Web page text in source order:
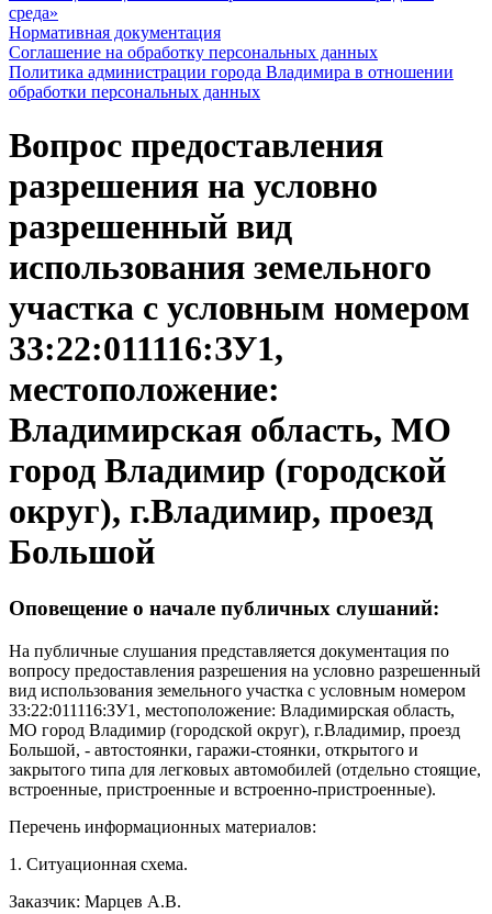
среда»
Нормативная документация
Соглашение на обработку персональных данных
Политика администрации города Владимира в отношении
обработки персональных данных
Вопрос предоставления
разрешения на условно
разрешенный вид
использования земельного
участка с условным номером
33:22:011116:ЗУ1,
местоположение:
Владимирская область, МО
город Владимир (городской
округ), г.Владимир, проезд
Большой
Оповещение о начале публичных слушаний:
На публичные слушания представляется документация по
вопросу предоставления разрешения на условно разрешенный
вид использования земельного участка с условным номером
33:22:011116:ЗУ1, местоположение: Владимирская область,
МО город Владимир (городской округ), г.Владимир, проезд
Большой, - автостоянки, гаражи-стоянки, открытого и
закрытого типа для легковых автомобилей (отдельно стоящие,
встроенные, пристроенные и встроенно-пристроенные).
Перечень информационных материалов:
1. Ситуационная схема.
Заказчик: Марцев А.В.